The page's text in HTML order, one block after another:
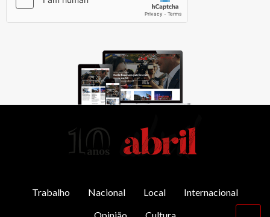
Trabalho Nacional Local
Internacional